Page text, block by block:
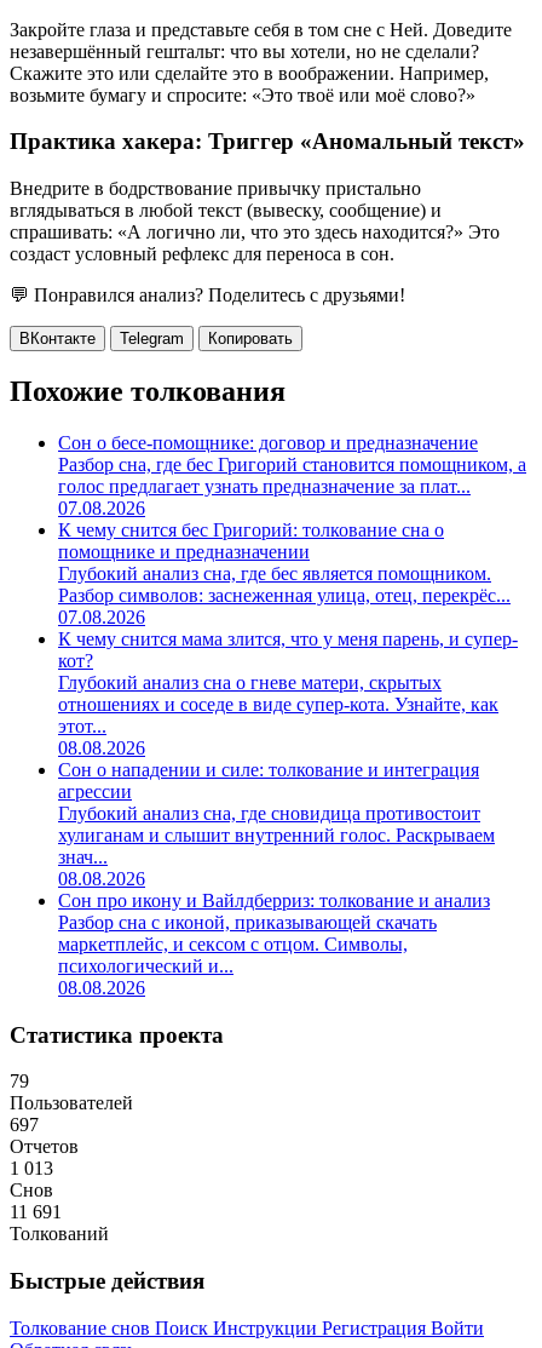
Закройте глаза и представьте себя в том сне с Ней. Доведите
незавершённый гештальт: что вы хотели, но не сделали?
Скажите это или сделайте это в воображении. Например,
возьмите бумагу и спросите: «Это твоё или моё слово?»
Практика хакера: Триггер «Аномальный текст»
Внедрите в бодрствование привычку пристально
вглядываться в любой текст (вывеску, сообщение) и
спрашивать: «А логично ли, что это здесь находится?» Это
создаст условный рефлекс для переноса в сон.
💬 Понравился анализ? Поделитесь с друзьями!
ВКонтакте Telegram Копировать
Похожие толкования
Сон о бесе-помощнике: договор и предназначение
Разбор сна, где бес Григорий становится помощником, а
голос предлагает узнать предназначение за плат...
07.08.2026
К чему снится бес Григорий: толкование сна о
помощнике и предназначении
Глубокий анализ сна, где бес является помощником.
Разбор символов: заснеженная улица, отец, перекрёс...
07.08.2026
К чему снится мама злится, что у меня парень, и супер-
кот?
Глубокий анализ сна о гневе матери, скрытых
отношениях и соседе в виде супер-кота. Узнайте, как
этот...
08.08.2026
Сон о нападении и силе: толкование и интеграция
агрессии
Глубокий анализ сна, где сновидица противостоит
хулиганам и слышит внутренний голос. Раскрываем
знач...
08.08.2026
Сон про икону и Вайлдберриз: толкование и анализ
Разбор сна с иконой, приказывающей скачать
маркетплейс, и сексом с отцом. Символы,
психологический и...
08.08.2026
Статистика проекта
79
Пользователей
697
Отчетов
1 013
Снов
11 691
Толкований
Быстрые действия
Толкование снов Поиск Инструкции Регистрация Войти